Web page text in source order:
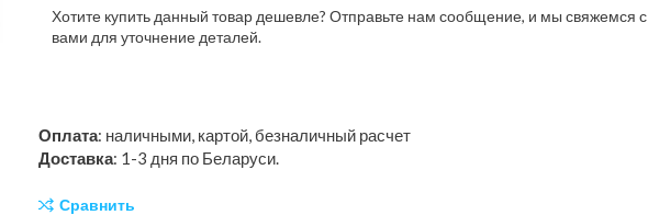
Хотите купить данный товар дешевле? Отправьте нам сообщение, и мы свяжемся с
вами для уточнение деталей.
Оплата: наличными, картой, безналичный расчет
Доставка: 1-3 дня по Беларуси.
Сравнить